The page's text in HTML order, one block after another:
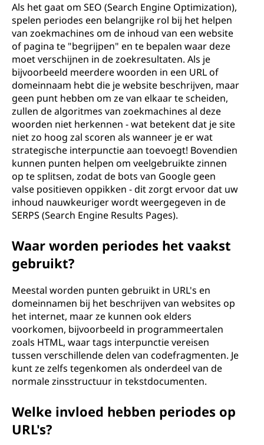
Als het gaat om SEO (Search Engine Optimization),
spelen periodes een belangrijke rol bij het helpen
van zoekmachines om de inhoud van een website
of pagina te "begrijpen" en te bepalen waar deze
moet verschijnen in de zoekresultaten. Als je
bijvoorbeeld meerdere woorden in een URL of
domeinnaam hebt die je website beschrijven, maar
geen punt hebben om ze van elkaar te scheiden,
zullen de algoritmes van zoekmachines al deze
woorden niet herkennen - wat betekent dat je site
niet zo hoog zal scoren als wanneer je er wat
strategische interpunctie aan toevoegt! Bovendien
kunnen punten helpen om veelgebruikte zinnen
op te splitsen, zodat de bots van Google geen
valse positieven oppikken - dit zorgt ervoor dat uw
inhoud nauwkeuriger wordt weergegeven in de
SERPS (Search Engine Results Pages).
Waar worden periodes het vaakst
gebruikt?
Meestal worden punten gebruikt in URL's en
domeinnamen bij het beschrijven van websites op
het internet, maar ze kunnen ook elders
voorkomen, bijvoorbeeld in programmeertalen
zoals HTML, waar tags interpunctie vereisen
tussen verschillende delen van codefragmenten. Je
kunt ze zelfs tegenkomen als onderdeel van de
normale zinsstructuur in tekstdocumenten.
Welke invloed hebben periodes op
URL's?